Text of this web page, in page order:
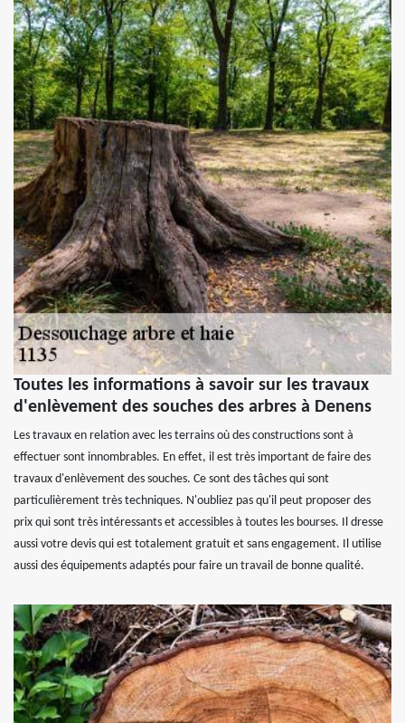
Toutes les informations à savoir sur les travaux
d'enlèvement des souches des arbres à Denens
Les travaux en relation avec les terrains où des constructions sont à
effectuer sont innombrables. En effet, il est très important de faire des
travaux d'enlèvement des souches. Ce sont des tâches qui sont
particulièrement très techniques. N'oubliez pas qu'il peut proposer des
prix qui sont très intéressants et accessibles à toutes les bourses. Il dresse
aussi votre devis qui est totalement gratuit et sans engagement. Il utilise
aussi des équipements adaptés pour faire un travail de bonne qualité.